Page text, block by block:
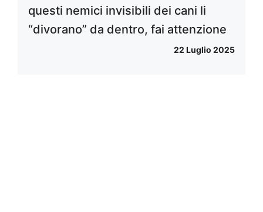
questi nemici invisibili dei cani li
“divorano” da dentro, fai attenzione
22 Luglio 2025